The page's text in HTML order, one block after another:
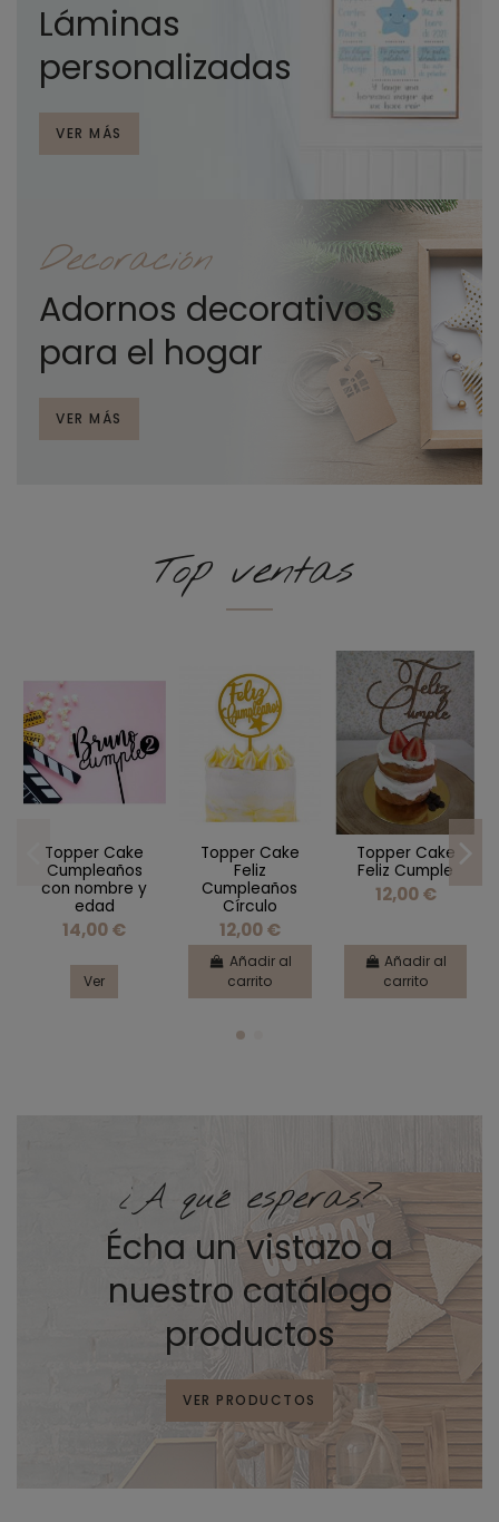
Láminas
personalizadas
VER MÁS
Decoración
Adornos decorativos
para el hogar
VER MÁS
Top ventas
Topper Cake
Cumpleaños
con nombre y
edad
14,00 €
Ver
Topper Cake
Feliz
Cumpleaños
Círculo
12,00 €
Añadir al
carrito
Topper Cake
Feliz Cumple
12,00 €
Añadir al
carrito
¿A qué esperas?
Écha un vistazo a
nuestro catálogo
productos
VER PRODUCTOS